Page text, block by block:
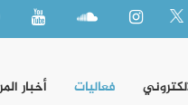
فعاليات أخبار